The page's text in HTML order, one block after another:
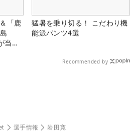
「鹿
当た
猛暑を乗り切る！ こだわり機
能派パンツ4選
Recommended by
選手情報 岩田寛